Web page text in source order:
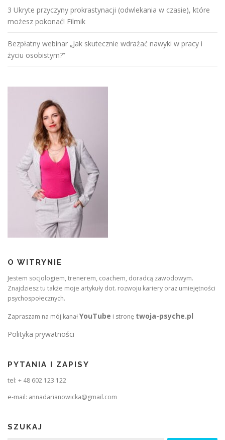
3 Ukryte przyczyny prokrastynacji (odwlekania w czasie), które
możesz pokonać! Filmik
Bezpłatny webinar „Jak skutecznie wdrażać nawyki w pracy i
życiu osobistym?”
O WITRYNIE
Jestem socjologiem, trenerem, coachem, doradcą zawodowym.
Znajdziesz tu także moje artykuły dot. rozwoju kariery oraz umiejętności
psychospołecznych.
Zapraszam na mój kanałYouTube i stronę twoja-psyche.pl
Polityka prywatności
PYTANIA I ZAPISY
tel: + 48 602 123 122
e-mail: annadarianowicka@gmail.com
SZUKAJ